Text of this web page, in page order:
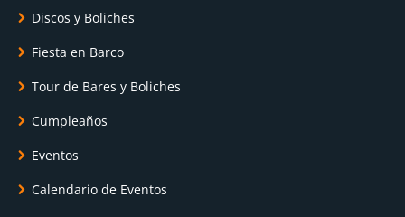
Discos y Boliches
Fiesta en Barco
Tour de Bares y Boliches
Cumpleaños
Eventos
Calendario de Eventos